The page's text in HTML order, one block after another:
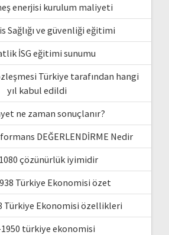
enerjisi kurulum maliyeti
Sağlığı ve güvenliği eğitimi
İSG eğitimi sunumu
Türkiye tarafından hangi
yıl kabul edildi
ne zaman sonuçlanır?
DEĞERLENDİRME Nedir
çözünürlük iyimidir
Türkiye Ekonomisi özet
Türkiye Ekonomisi özellikleri
1950 türkiye ekonomisi